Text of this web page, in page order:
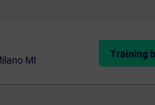
MI
Training